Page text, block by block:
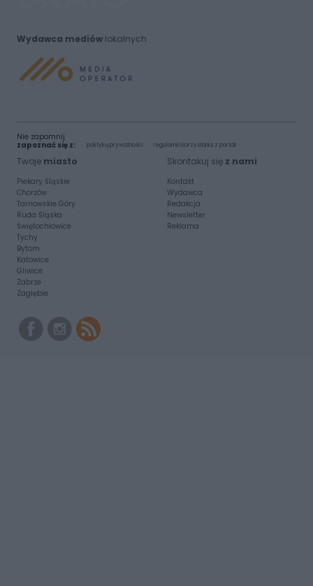
Wydawca mediówlokalnych
Nie zapomnij
zapoznać się z:
polityką prywatności regulamin korzystania z portali
Twoje miasto
Piekary Śląskie
Chorzów
Tarnowskie Góry
Ruda Śląska
Świętochłowice
Tychy
Bytom
Katowice
Gliwice
Zabrze
Zagłębie
Skontakuj się z nami
Kontakt
Wydawca
Redakcja
Newsletter
Reklama